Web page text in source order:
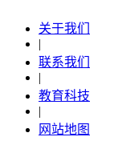
关于我们
|
联系我们
|
教育科技
|
网站地图